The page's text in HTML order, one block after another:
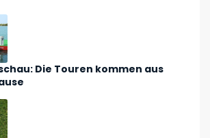
Die Touren kommen aus